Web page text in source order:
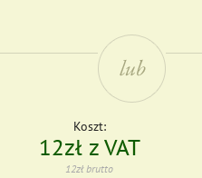
Koszt:
12zł z VAT
12zł brutto